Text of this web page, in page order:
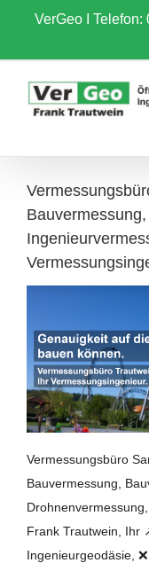
content
VerGeo I Telefon:
Vermessungsbüro
Bauvermessung,
Frank Trautwein, Ihr
Ingenieurgeodäsie,